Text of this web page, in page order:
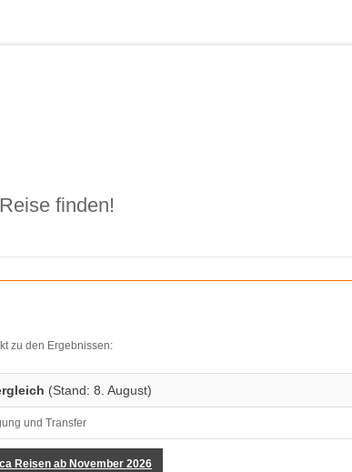
finden!
zu den Ergebnissen:
(Stand: 8. August)
und Transfer
Reisen ab November 2026